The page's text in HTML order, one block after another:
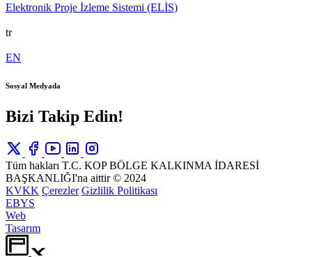
Elektronik Proje İzleme Sistemi (ELİS)
tr
EN
Sosyal Medyada
Bizi Takip Edin!
Tüm hakları T.C. KOP BÖLGE KALKINMA İDARESİ
BAŞKANLIĞI'na aittir © 2024
KVKK Çerezler Gizlilik Politikası
EBYS
Web
Tasarım